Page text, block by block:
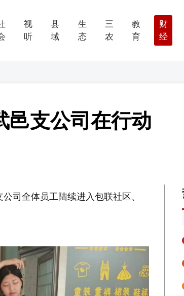
视
听
县
域
生
态
三
农
教
育
财
经
邑支公司在行动
司全体员工陆续进入包联社区、